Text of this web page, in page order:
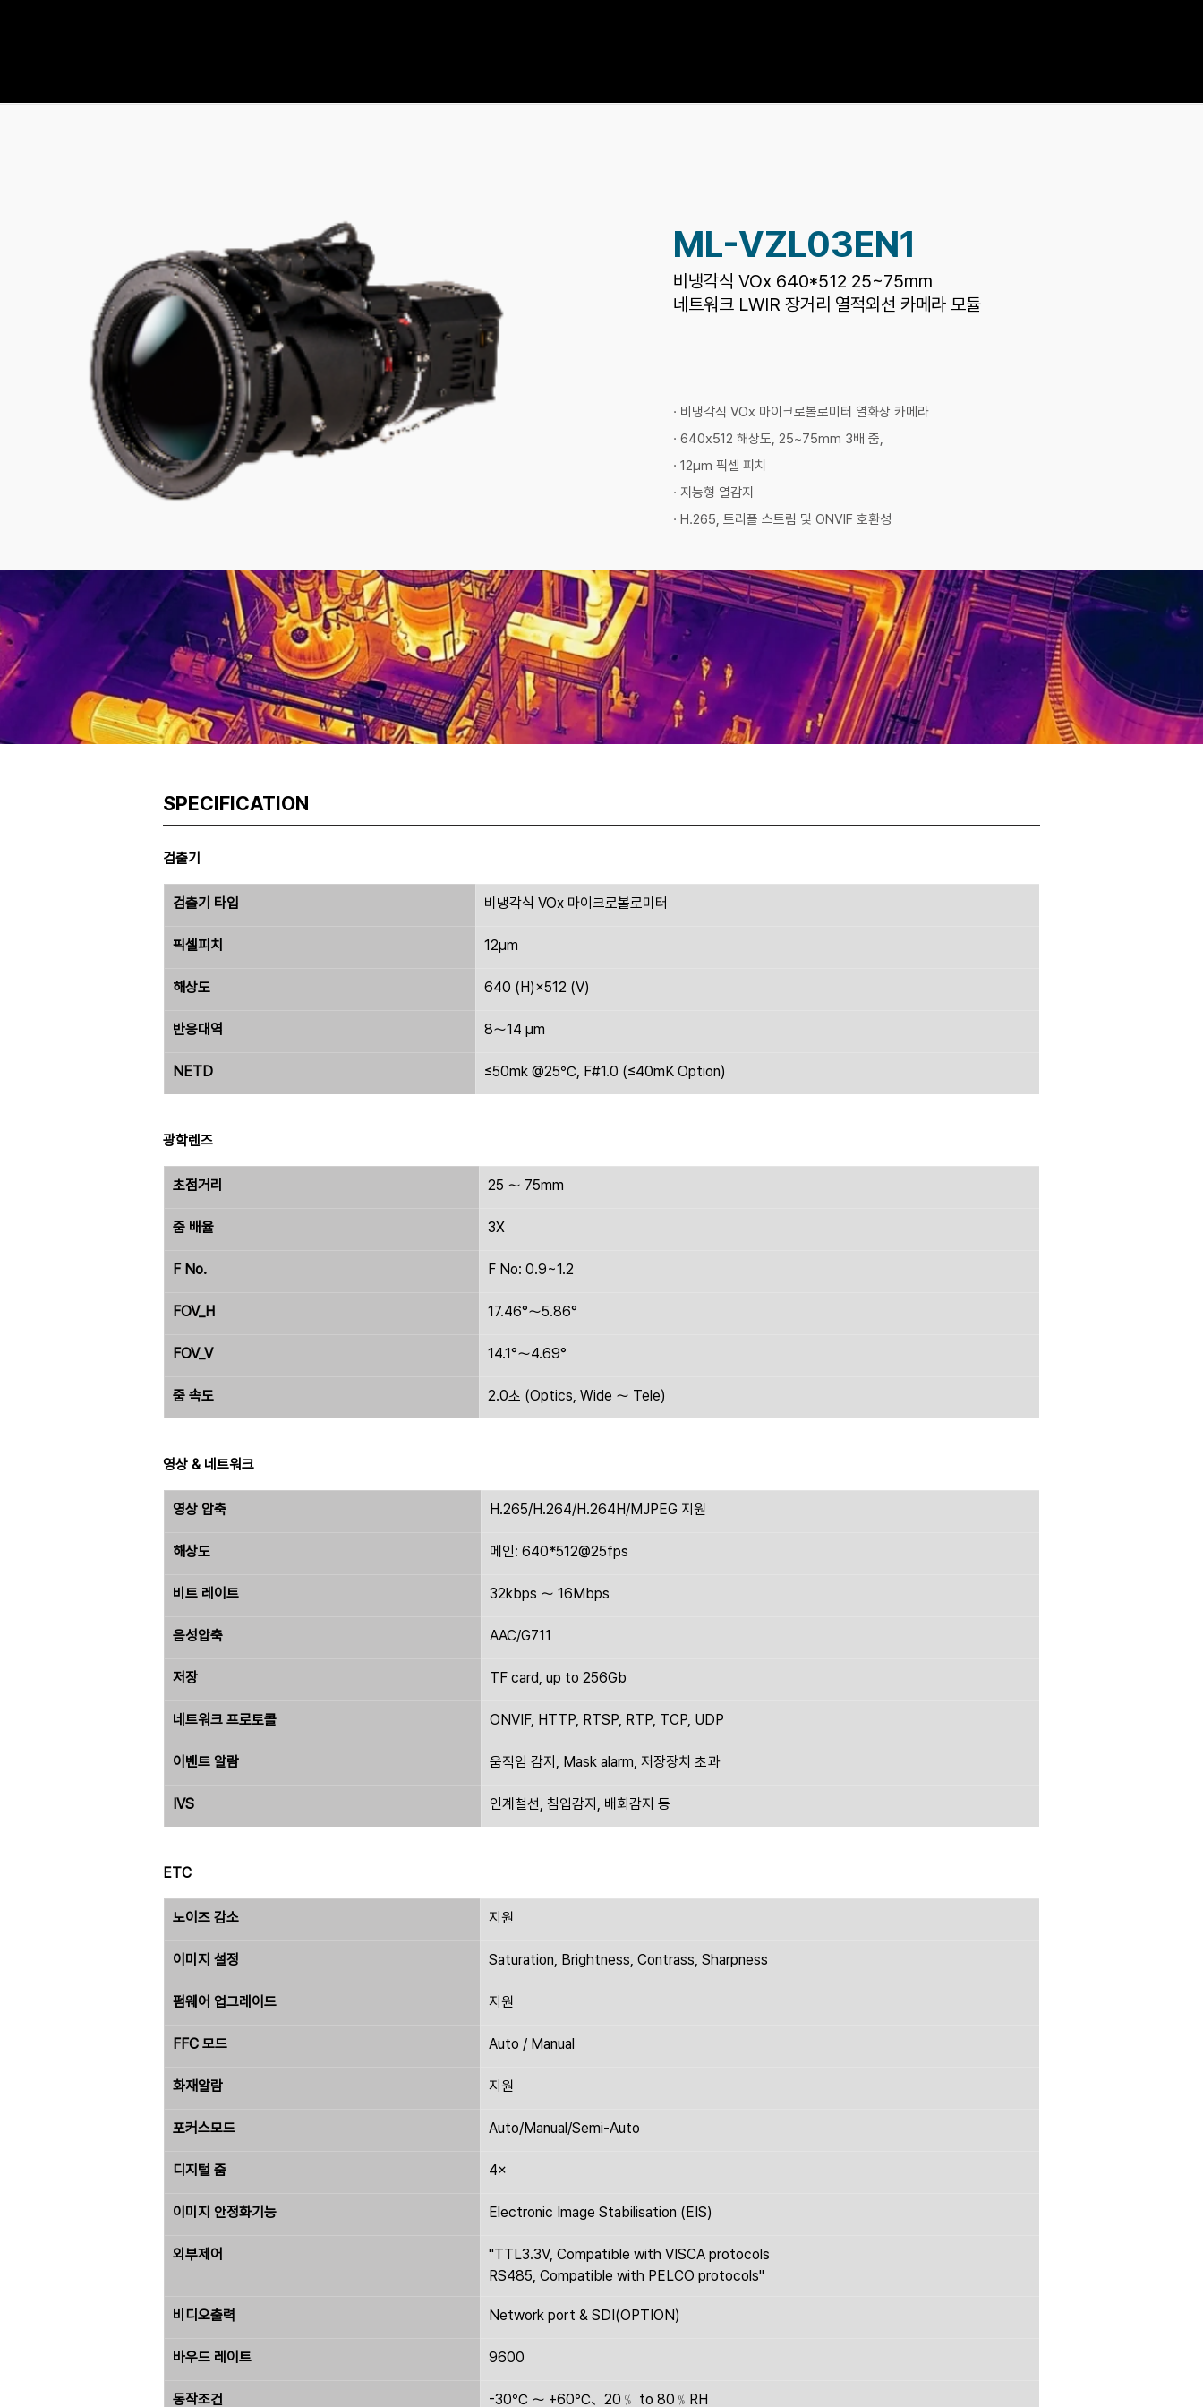
ML-VZL03EN1
비냉각식 VOx 640*512 25~75mm
네트워크 LWIR 장거리 열적외선 카메라 모듈
· 비냉각식 VOx 마이크로볼로미터 열화상 카메라
· 640x512 해상도, 25~75mm 3배 줌,
· 12μm 픽셀 피치
· 지능형 열감지
· H.265, 트리플 스트림 및 ONVIF 호환성
SPECIFICATION
검출기
검출기 타입 비냉각식 VOx 마이크로볼로미터
픽셀피치 12μm
해상도 640 (H)×512 (V)
반응대역 8～14 μm
NETD ≤50mk @25℃, F#1.0 (≤40mK Option)
광학렌즈
초점거리 25 ～ 75mm
줌 배율 3X
F No. F No: 0.9~1.2
FOV_H 17.46°～5.86°
FOV_V 14.1°～4.69°
줌 속도 2.0초 (Optics, Wide ～ Tele)
영상 & 네트워크
영상 압축 H.265/H.264/H.264H/MJPEG 지원
해상도 메인: 640*512@25fps
비트 레이트 32kbps ～ 16Mbps
음성압축 AAC/G711
저장 TF card, up to 256Gb
네트워크 프로토콜 ONVIF, HTTP, RTSP, RTP, TCP, UDP
이벤트 알람 움직임 감지, Mask alarm, 저장장치 초과
IVS 인계철선, 침입감지, 배회감지 등
ETC
노이즈 감소 지원
이미지 설정 Saturation, Brightness, Contrass, Sharpness
펌웨어 업그레이드 지원
FFC 모드 Auto / Manual
화재알람 지원
포커스모드 Auto/Manual/Semi-Auto
디지털 줌 4×
이미지 안정화기능 Electronic Image Stabilisation (EIS)
외부제어
"TTL3.3V, Compatible with VISCA protocols
RS485, Compatible with PELCO protocols"
비디오출력 Network port & SDI(OPTION)
바우드 레이트 9600
동작조건 -30℃ ～ +60℃、20﹪ to 80﹪RH